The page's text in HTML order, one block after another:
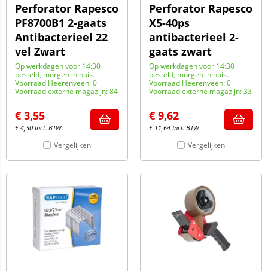
Perforator Rapesco
PF8700B1 2-gaats
Antibacterieel 22
vel Zwart
Op werkdagen voor 14:30
besteld, morgen in huis.
Voorraad Heerenveen: 0
Voorraad externe magazijn: 84
€ 3,55
€4,30 Incl. BTW
Vergelijken
Perforator Rapesco
X5-40ps
antibacterieel 2-
gaats zwart
Op werkdagen voor 14:30
besteld, morgen in huis.
Voorraad Heerenveen: 0
Voorraad externe magazijn: 33
€ 9,62
€ 11,64 Incl. BTW
Vergelijken